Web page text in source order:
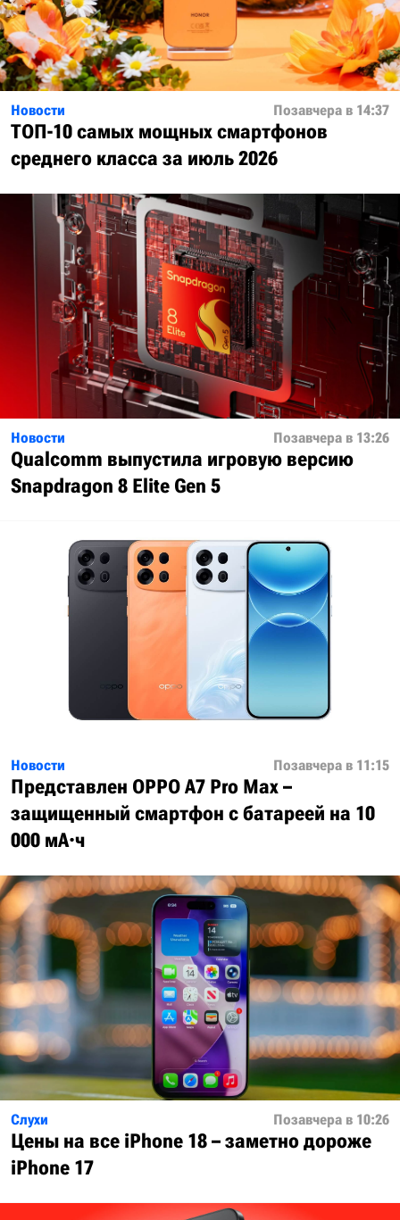
Новости Позавчера в 14:37
ТОП-10 самых мощных смартфонов
среднего класса за июль 2026
Новости Позавчера в 13:26
Qualcomm выпустила игровую версию
Snapdragon 8 Elite Gen 5
Новости Позавчера в 11:15
Представлен OPPO A7 Pro Max –
защищенный смартфон с батареей на 10
000 мА·ч
Слухи Позавчера в 10:26
Цены на все iPhone 18 – заметно дороже
iPhone 17